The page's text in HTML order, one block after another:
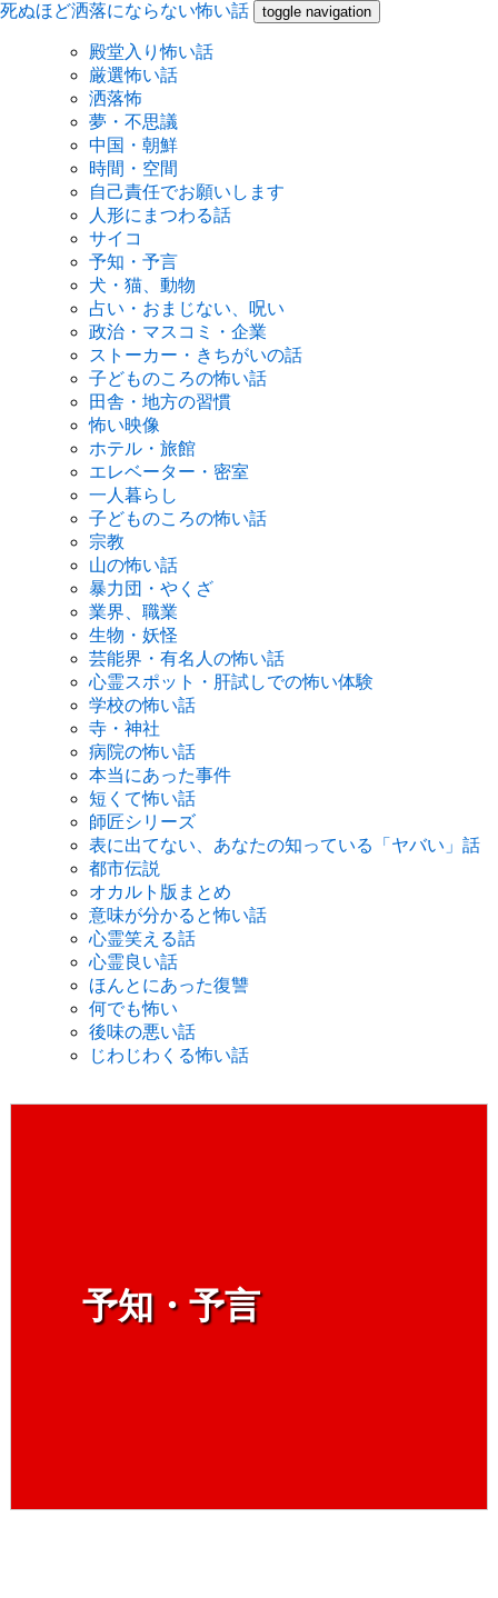
死ぬほど洒落にならない怖い話 toggle navigation
殿堂入り怖い話
厳選怖い話
洒落怖
夢・不思議
中国・朝鮮
時間・空間
自己責任でお願いします
人形にまつわる話
サイコ
予知・予言
犬・猫、動物
占い・おまじない、呪い
政治・マスコミ・企業
ストーカー・きちがいの話
子どものころの怖い話
田舎・地方の習慣
怖い映像
ホテル・旅館
エレベーター・密室
一人暮らし
子どものころの怖い話
宗教
山の怖い話
暴力団・やくざ
業界、職業
生物・妖怪
芸能界・有名人の怖い話
心霊スポット・肝試しでの怖い体験
学校の怖い話
寺・神社
病院の怖い話
本当にあった事件
短くて怖い話
師匠シリーズ
表に出てない、あなたの知っている「ヤバい」話
都市伝説
オカルト版まとめ
意味が分かると怖い話
心霊笑える話
心霊良い話
ほんとにあった復讐
何でも怖い
後味の悪い話
じわじわくる怖い話
予知・予言